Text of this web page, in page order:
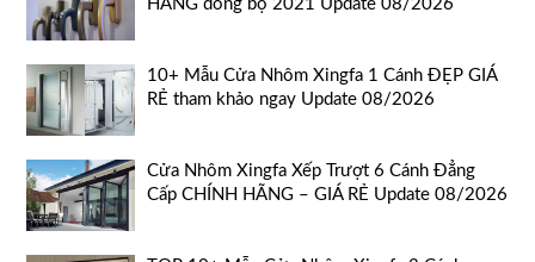
HÃNG đồng bộ 2021 Update 08/2026
10+ Mẫu Cửa Nhôm Xingfa 1 Cánh ĐẸP GIÁ
RẺ tham khảo ngay Update 08/2026
Cửa Nhôm Xingfa Xếp Trượt 6 Cánh Đẳng
Cấp CHÍNH HÃNG – GIÁ RẺ Update 08/2026